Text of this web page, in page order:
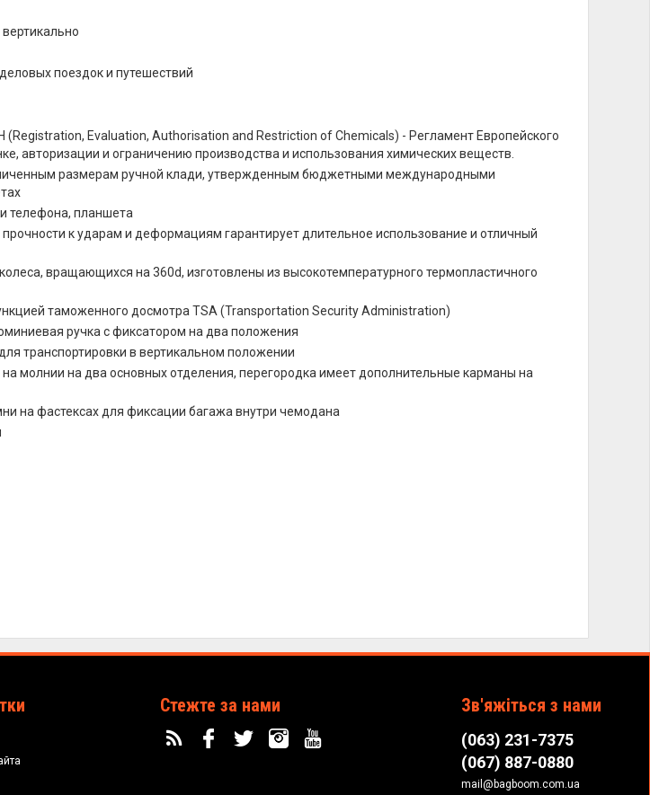
поездок и путешествий
(Registration, Evaluation, Authorisation and Restriction of Chemicals) - Регламент Европейского
авторизации и ограничению производства и использования химических веществ.
размерам ручной клади, утвержденным бюджетными международными
телефона, планшета
к ударам и деформациям гарантирует длительное использование и отличный
вращающихся на 360d, изготовлены из высокотемпературного термопластичного
таможенного досмотра TSA (Transportation Security Administration)
ручка с фиксатором на два положения
транспортировки в вертикальном положении
молнии на два основных отделения, перегородка имеет дополнительные карманы на
на фастексах для фиксации багажа внутри чемодана
Стежте за нами Зв'яжіться з нами
(063) 231-7375
(067) 887-0880
mail@bagboom.com.ua